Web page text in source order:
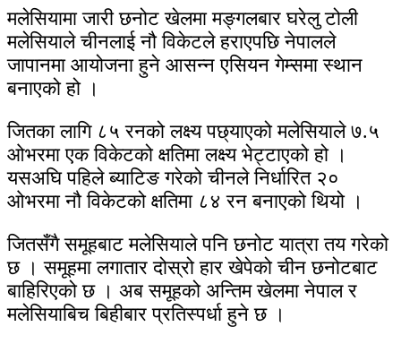
मलेसियामा जारी छनोट खेलमा मङ्गलबार घरेलु टोली
मलेसियाले चीनलाई नौ विकेटले हराएपछि नेपालले
जापानमा आयोजना हुने आसन्न एसियन गेम्समा स्थान
बनाएको हो ।
जितका लागि ८५ रनको लक्ष्य पछ्याएको मलेसियाले ७.५
ओभरमा एक विकेटको क्षतिमा लक्ष्य भेट्टाएको हो ।
यसअघि पहिले ब्याटिङ गरेको चीनले निर्धारित २०
ओभरमा नौ विकेटको क्षतिमा ८४ रन बनाएको थियो ।
जितसँगै समूहबाट मलेसियाले पनि छनोट यात्रा तय गरेको
छ । समूहमा लगातार दोस्रो हार खेपेको चीन छनोटबाट
बाहिरिएको छ । अब समूहको अन्तिम खेलमा नेपाल र
मलेसियाबिच बिहीबार प्रतिस्पर्धा हुने छ ।